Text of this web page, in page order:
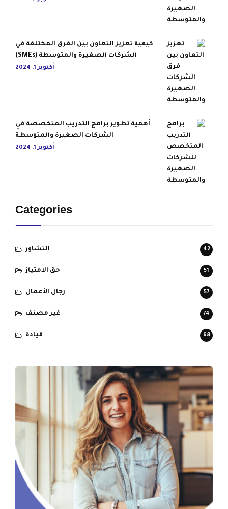
كيفية تعزيز التعاون بين الفرق المختلفة في
الشركات الصغيرة والمتوسطة (SMEs)
أكتوبر 1, 2024
أهمية تطوير برامج التدريب المتخصصة في
الشركات الصغيرة والمتوسطة
أكتوبر 1, 2024
Categories
التشاور 42
حق الامتياز 51
رجال الأعمال 57
غير مصنف 74
قيادة 68